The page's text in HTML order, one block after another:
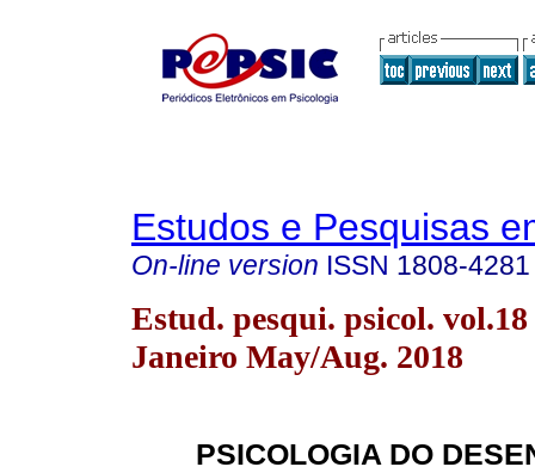
Estudos e Pesquisas
On-line version ISSN 1808-4281
Estud. pesqui. psicol.
Janeiro May/Aug. 2018
PSICOLOGIA DO